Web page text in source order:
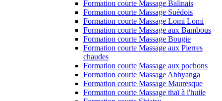
Formation courte Massage Balinais
Formation courte Massage Suédois
Formation courte Massage Lomi Lomi
Formation courte Massage aux Bambous
Formation courte Massage Bougie
Formation courte Massage aux Pierres
chaudes
Formation courte Massage aux pochons
Formation courte Massage Abhyanga
Formation courte Massage Mauresque
Formation courte Massage thaï à l'huile